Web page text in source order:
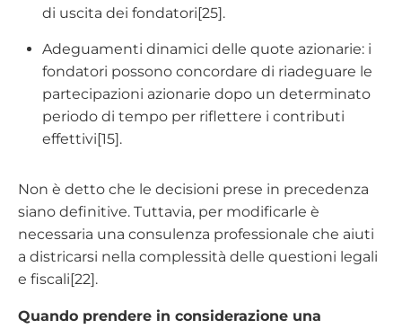
di uscita dei fondatori[25].
Adeguamenti dinamici delle quote azionarie: i
fondatori possono concordare di riadeguare le
partecipazioni azionarie dopo un determinato
periodo di tempo per riflettere i contributi
effettivi[15].
Non è detto che le decisioni prese in precedenza
siano definitive. Tuttavia, per modificarle è
necessaria una consulenza professionale che aiuti
a districarsi nella complessità delle questioni legali
e fiscali[22].
Quando prendere in considerazione una